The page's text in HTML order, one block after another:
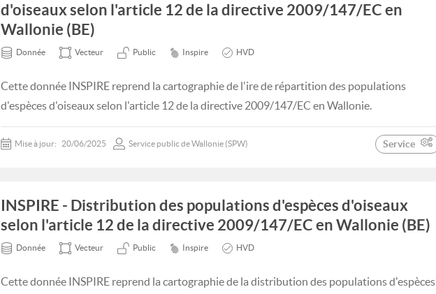
d'oiseaux selon l'article 12 de la directive 2009/147/EC en
Wallonie (BE)
Donnée Vecteur Public Inspire HVD
Cette donnée INSPIRE reprend la cartographie de l'ire de répartition des populations
d'espèces d'oiseaux selon l'article 12 de la directive 2009/147/EC en Wallonie.
Mise à jour: 20/06/2025 Service public de Wallonie (SPW) Service
INSPIRE - Distribution des populations d'espèces d'oiseaux
selon l'article 12 de la directive 2009/147/EC en Wallonie (BE)
Donnée Vecteur Public Inspire HVD
Cette donnée INSPIRE reprend la cartographie de la distribution des populations d'espèces